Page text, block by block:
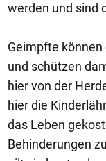
werden und sind
Geimpfte
und schützen
hier von der
hier die
das Leben
Behinderungen